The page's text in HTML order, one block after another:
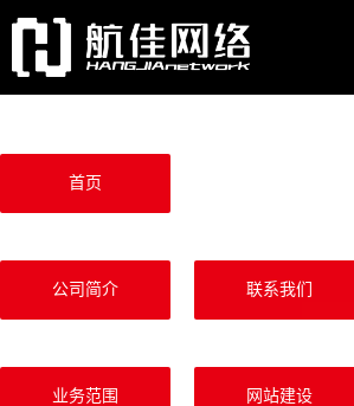
首页
公司简介 联系我们
业务范围 网站建设